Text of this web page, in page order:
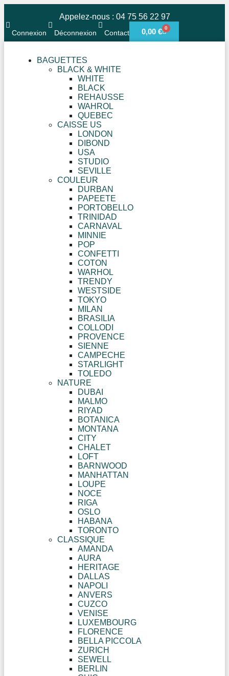
Appelez-nous : 04 75 56 22 97
Connexion Déconnexion Contact 0,00 € 0
BAGUETTES
BLACK & WHITE
WHITE
BLACK
REHAUSSE
WAHROL
QUEBEC
CAISSE US
LONDON
DIBOND
USA
STUDIO
SEVILLE
COULEUR
DURBAN
PAPEETE
PORTOBELLO
TRINIDAD
CARNAVAL
MINNIE
POP
CONFETTI
COTON
WARHOL
TRENDY
WESTSIDE
TOKYO
MILAN
BRASILIA
COLLODI
PROVENCE
SIENNE
CAMPECHE
STARLIGHT
TOLEDO
NATURE
DUBAI
MALMO
RIYAD
BOTANICA
MONTANA
CITY
CHALET
LOFT
BARNWOOD
MANHATTAN
LOUPE
NOCE
RIGA
OSLO
HABANA
TORONTO
CLASSIQUE
AMANDA
AURA
HERITAGE
DALLAS
NAPOLI
ANVERS
CUZCO
VENISE
LUXEMBOURG
FLORENCE
BELLA PICCOLA
ZURICH
SEWELL
BERLIN